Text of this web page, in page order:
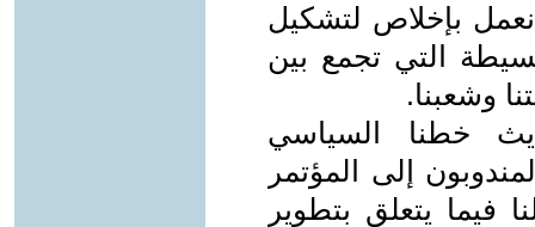
بإخلاص لتشكيل
التي تجمع بين
وشعبنا.
خطنا السياسي
إلى المؤتمر
فيما يتعلق بتطوير